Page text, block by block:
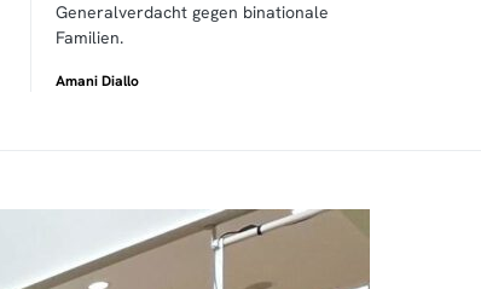
Generalverdacht gegen binationale
Familien.
Amani Diallo